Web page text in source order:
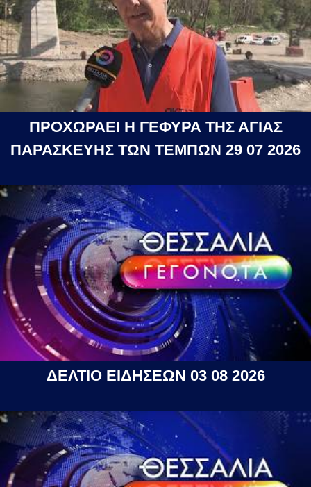
ΠΡΟΧΩΡΑΕΙ Η ΓΕΦΥΡΑ ΤΗΣ ΑΓΙΑΣ
ΠΑΡΑΣΚΕΥΗΣ ΤΩΝ ΤΕΜΠΩΝ 29 07 2026
ΔΕΛΤΙΟ ΕΙΔΗΣΕΩΝ 03 08 2026